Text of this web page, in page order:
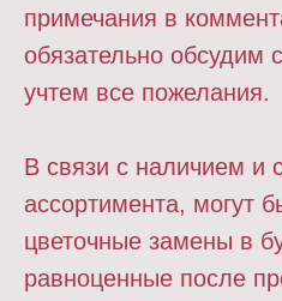
примечания в
обязательно обсудим
учтем все пожелания.
В связи с наличием и
ассортимента, могут
цветочные замены в
равноценные после